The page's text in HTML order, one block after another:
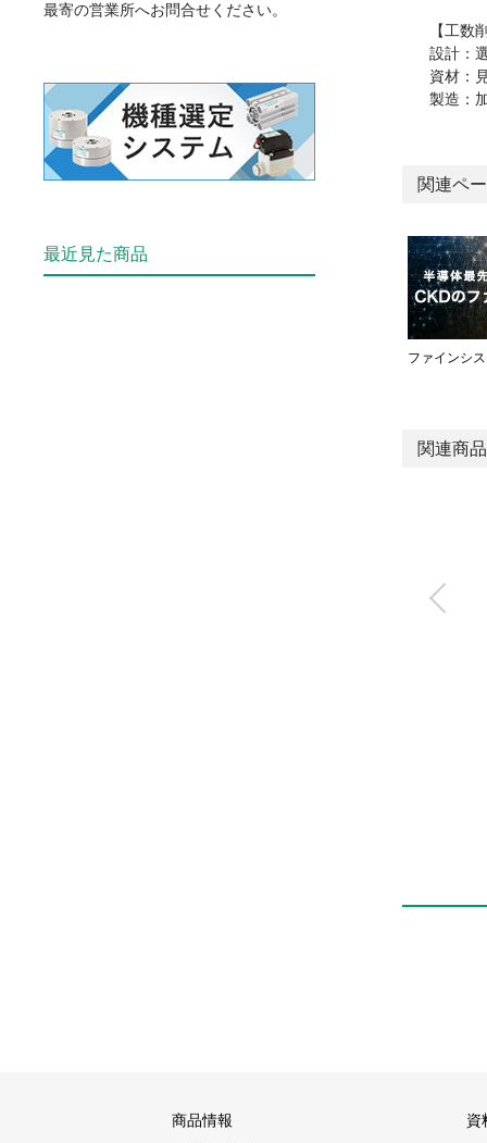
【工数
設計：
資材：
製造：
関連ペ
ファインシ
関連商品
最寄の営業所へお問合せください。
最近見た商品
商品情報 資